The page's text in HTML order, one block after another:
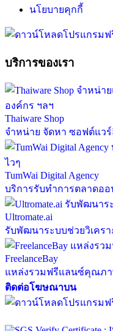
นโยบายคุกกี้
บริการของเรา
Thaiware Shop
จำหน่าย จัดหา ซอฟต์แว
TumWai Digital Agency
บริการรับทำการตลาดอ
Ultromate.ai
รับพัฒนาระบบช่วยวิเคร
FreelanceBay
แหล่งรวมฟรีแลนซ์คุณภ
ติดต่อโฆษณาบน